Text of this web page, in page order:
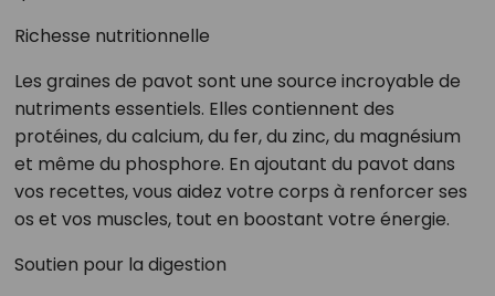
Richesse nutritionnelle
Les graines de pavot sont une source incroyable de
nutriments essentiels. Elles contiennent des
protéines, du calcium, du fer, du zinc, du magnésium
et même du phosphore. En ajoutant du pavot dans
vos recettes, vous aidez votre corps à renforcer ses
os et vos muscles, tout en boostant votre énergie.
Soutien pour la digestion